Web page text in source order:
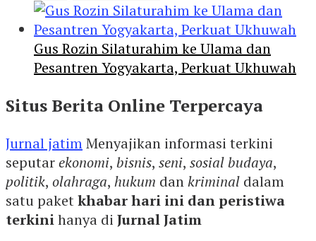
Gus Rozin Silaturahim ke Ulama dan
Pesantren Yogyakarta, Perkuat Ukhuwah
Situs Berita Online Terpercaya
Jurnal jatimMenyajikan informasi terkini
seputarekonomi, bisnis, seni, sosial budaya,
politik, olahraga, hukum dankriminal dalam
satu paketkhabar hari ini dan peristiwa
terkinihanya di Jurnal Jatim